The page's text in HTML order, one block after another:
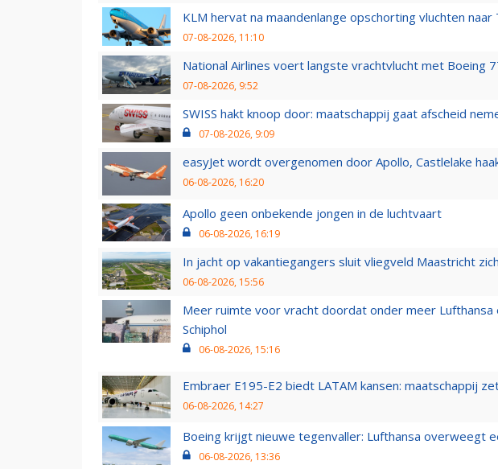
KLM hervat na maandenlange opschorting vluchten naar
07-08-2026, 11:10
National Airlines voert langste vrachtvlucht met Boeing
07-08-2026, 9:52
SWISS hakt knoop door: maatschappij gaat afscheid
07-08-2026, 9:09
easyJet wordt overgenomen door Apollo, Castlelake
06-08-2026, 16:20
Apollo geen onbekende jongen in de luchtvaart
06-08-2026, 16:19
In jacht op vakantiegangers sluit vliegveld Maastricht
06-08-2026, 15:56
Meer ruimte voor vracht doordat onder meer Lufthansa
Schiphol
06-08-2026, 15:16
Embraer E195-E2 biedt LATAM kansen: maatschappij
06-08-2026, 14:27
Boeing krijgt nieuwe tegenvaller: Lufthansa overweegt
06-08-2026, 13:36